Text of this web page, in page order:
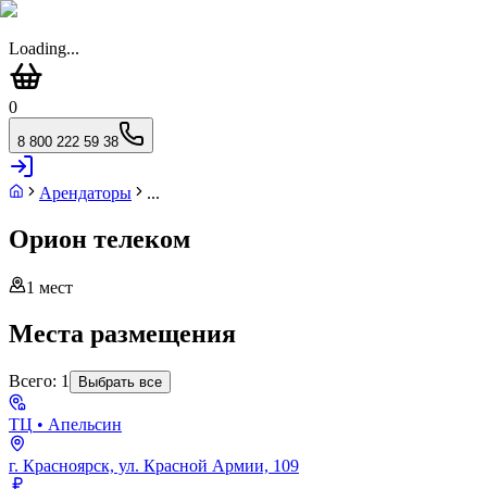
Loading...
0
8 800 222 59 38
Арендаторы ...
Орион телеком
1 мест
Места размещения
Всего: 1 Выбрать все
ТЦ • Апельсин
г. Красноярск, ул. Красной Армии, 109